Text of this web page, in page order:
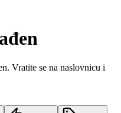
Vratite se na naslovnicu i